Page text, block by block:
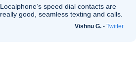
Localphone’s speed dial contacts are
really good, seamless texting and calls.
Vishnu G. - Twitter